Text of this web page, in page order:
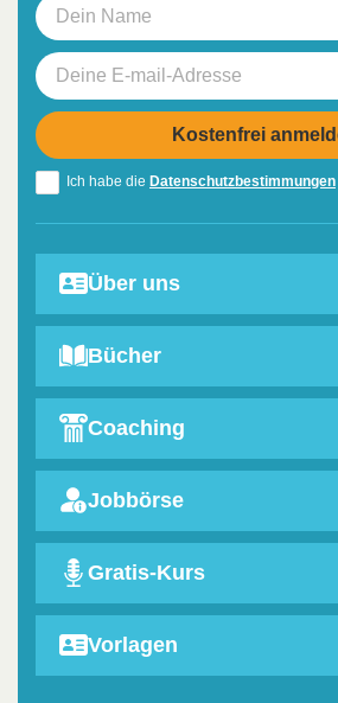
Ich habe die Datenschutzbestimmungen
Über uns
Bücher
Coaching
Jobbörse
Gratis-Kurs
Vorlagen